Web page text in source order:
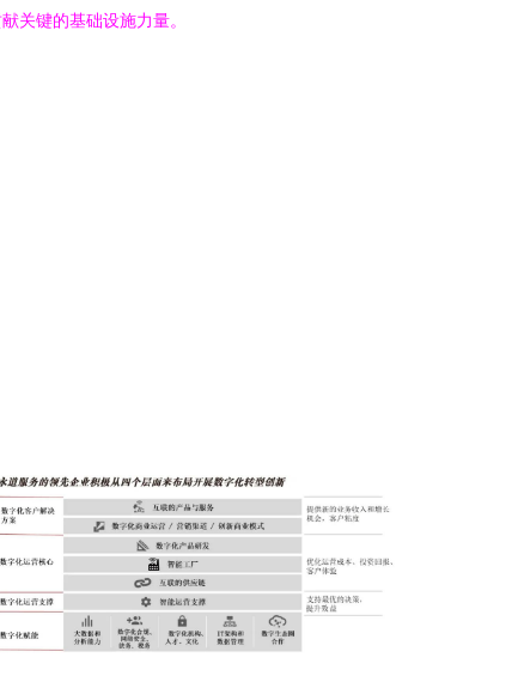
关键的基础设施力量。